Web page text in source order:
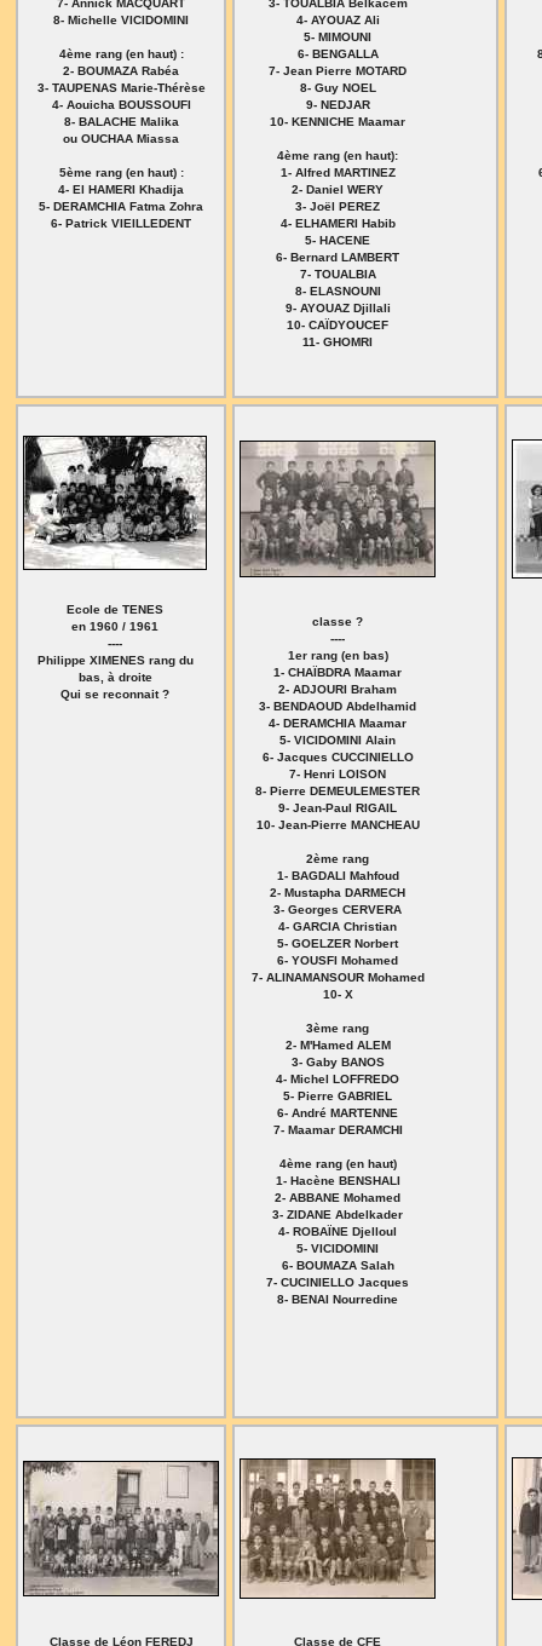
7- Annick MACQUART
8- Michelle VICIDOMINI
4ème rang (en haut) :
2- BOUMAZA Rabéa
3- TAUPENAS Marie-Thérèse
4- Aouicha BOUSSOUFI
8- BALACHE Malika
ou OUCHAA Miassa
5ème rang (en haut) :
4- El HAMERI Khadija
5- DERAMCHIA Fatma Zohra
6- Patrick VIEILLEDENT
3- TOUALBIA Belkacem
4- AYOUAZ Ali
5- MIMOUNI
6- BENGALLA
7- Jean Pierre MOTARD
8- Guy NOEL
9- NEDJAR
10- KENNICHE Maamar
4ème rang (en haut):
1- Alfred MARTINEZ
2- Daniel WERY
3- Joël PEREZ
4- ELHAMERI Habib
5- HACENE
6- Bernard LAMBERT
7- TOUALBIA
8- ELASNOUNI
9- AYOUAZ Djillali
10- CAÏDYOUCEF
11- GHOMRI
Ecole de TENES
en 1960 / 1961
----
Philippe XIMENES rang du
bas, à droite
Qui se reconnait ?
classe ?
----
1er rang (en bas)
1- CHAÏBDRA Maamar
2- ADJOURI Braham
3- BENDAOUD Abdelhamid
4- DERAMCHIA Maamar
5- VICIDOMINI Alain
6- Jacques CUCCINIELLO
7- Henri LOISON
8- Pierre DEMEULEMESTER
9- Jean-Paul RIGAIL
10- Jean-Pierre MANCHEAU
2ème rang
1- BAGDALI Mahfoud
2- Mustapha DARMECH
3- Georges CERVERA
4- GARCIA Christian
5- GOELZER Norbert
6- YOUSFI Mohamed
7- ALINAMANSOUR Mohamed
10- X
3ème rang
2- M'Hamed ALEM
3- Gaby BANOS
4- Michel LOFFREDO
5- Pierre GABRIEL
6- André MARTENNE
7- Maamar DERAMCHI
4ème rang (en haut)
1- Hacène BENSHALI
2- ABBANE Mohamed
3- ZIDANE Abdelkader
4- ROBAÏNE Djelloul
5- VICIDOMINI
6- BOUMAZA Salah
7- CUCINIELLO Jacques
8- BENAI Nourredine
Classe de Léon FEREDJ
Classe de CFE